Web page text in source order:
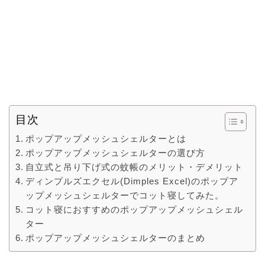
目次
ポップアップメッシュシェルターとは
ポップアップメッシュシェルターの選び方
自立式と吊り下げ式の蚊帳のメリット・デメリット
ディンプルズエクセル(Dimples Excel)のポップア
ップメッシュシェルターでコット寝してみた。
コット寝におすすめのポップアップメッシュシェル
ター
ポップアップメッシュシェルターのまとめ